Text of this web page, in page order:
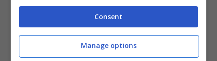
nuora Steffy.Sheila, eterna cattiva, dopo
mesi e mesi di silenzi e finzioni, ha tentato
di liberarsi di Steffy Forrester – figlia di
Taylor e di Ridge- ma la giovane donna
Consent
Manage options